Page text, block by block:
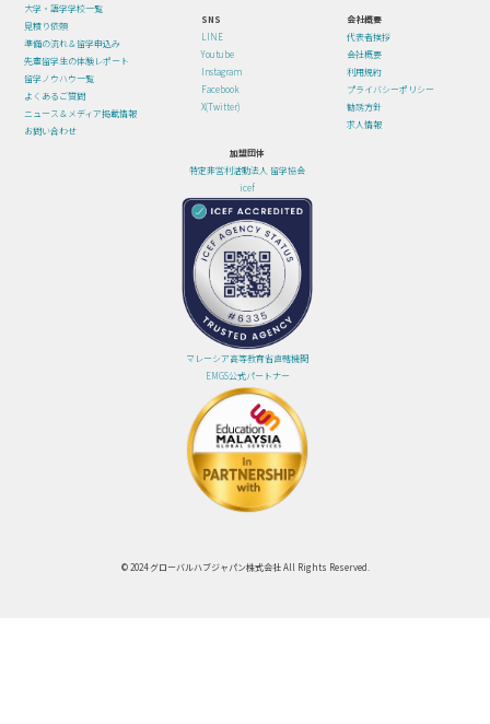
大学・語学学校一覧
見積り依頼
準備の流れ＆留学申込み
先輩留学生の体験レポート
留学ノウハウ一覧
よくあるご質問
ニュース＆メディア掲載情報
お問い合わせ
SNS
LINE
Youtube
Instagram
Facebook
X(Twitter)
会社概要
代表者挨拶
会社概要
利用規約
プライバシーポリシー
勧誘方針
求人情報
加盟団体
特定非営利活動法人 留学協会
icef
マレーシア高等教育省直轄機関
EMGS公式パートナー
© 2024 グローバルハブジャパン株式会社 All Rights Reserved.